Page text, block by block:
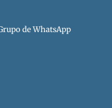
de WhatsApp